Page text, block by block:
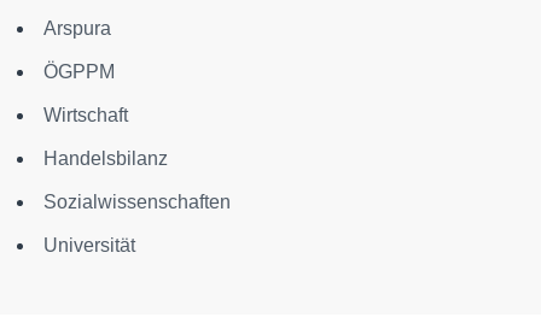
Arspura
ÖGPPM
Wirtschaft
Handelsbilanz
Sozialwissenschaften
Universität